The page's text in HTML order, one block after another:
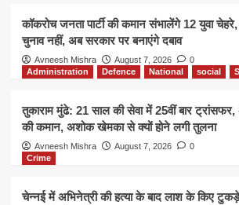
कॉकरोच जनता पार्टी की कमान संभालेंगे 12 युवा
चुनाव नहीं, अब सरकार पर बनाएंगे दबाव
Avneesh Mishra August 7, 2026
0
Administration
Defence National social
तुकाराम मुंढे: 21 साल की सेवा में 25वीं बार ट्रांसफर,
की कमान, अशोक खेमका से क्यों होने लगी तुलना
Avneesh Mishra August 7, 2026
0
Crime
चेन्नई में अभिनेत्री की हत्या के बाद लाश के किए